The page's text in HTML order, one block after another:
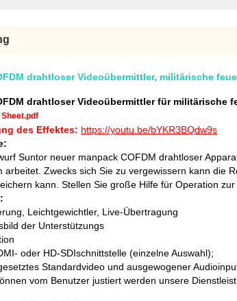
drahtloser Videoübermittler, militärische
drahtloser Videoübermittler für militärische
des Effektes: https://youtu.be/bYKR3BQdw9s
Suntor neuer manpack COFDM drahtloser
arbeitet. Zwecks sich Sie zu vergewissern kann die
kann. Stellen Sie große Hilfe für Operation zur
Leichtgewichtler, Live-Übertragung
der Unterstützungs
oder HD-SDIschnittstelle (einzelne Auswahl);
Standardvideo und ausgewogener
vom Benutzer justiert werden unsere